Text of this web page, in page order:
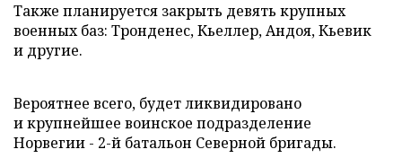
Также планируется закрыть девять крупных
военных баз: Тронденес, Кьеллер, Андоя, Кьевик
и другие.
Вероятнее всего, будет ликвидировано
и крупнейшее воинское подразделение
Норвегии - 2-й батальон Северной бригады.